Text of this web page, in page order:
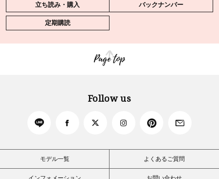
立ち読み・購入 バックナンバー
定期購読
Page top
Follow us
モデル一覧 よくあるご質問